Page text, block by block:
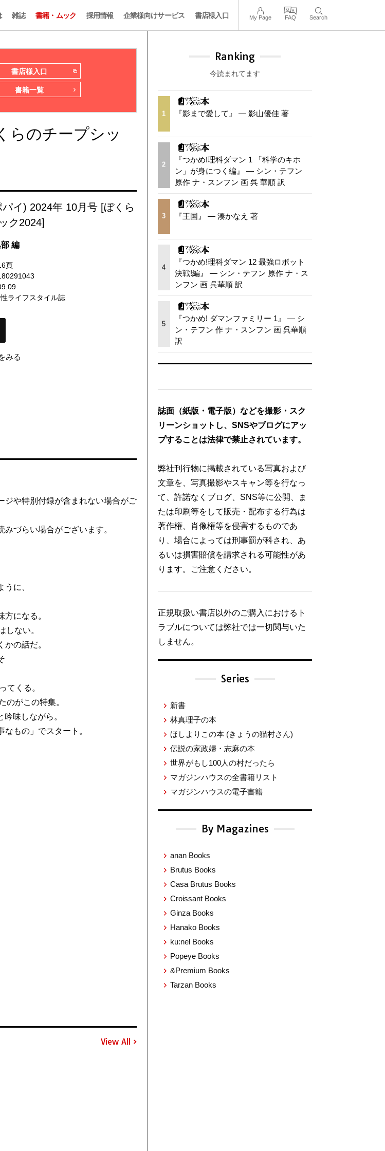
雑誌 書籍・ムック 採用情報 企業様向けサービス 書店様入口 My Page FAQ Search
書店様入口
書籍一覧
らのチープシッ
イ) 2024年 10月号 [ぼくら
ク2024]
編
頁
ライフスタイル誌
みる
や特別付録が含まれない場合がご
づらい場合がございます。
に、
になる。
しない。
の話だ。
てくる。
のがこの特集。
味しながら。
もの」でスタート。
View All
Ranking
今読まれてます
1 『影まで愛して』 — 影山優佳 著
2
『つかめ!理科ダマン 1 「科学のキホ
ン」が身につく編』 — シン・テフン
原作 ナ・スンフン 画 呉 華順 訳
3 『王国』 — 湊かなえ 著
4
『つかめ!理科ダマン 12 最強ロボット
決戦!編』 — シン・テフン 原作 ナ・ス
ンフン 画 呉華順 訳
5
『つかめ! ダマンファミリー 1』 — シ
ン・テフン 作 ナ・スンフン 画 呉華順
訳
誌面（紙版・電子版）などを撮影・スク
リーンショットし、SNSやブログにアッ
プすることは法律で禁止されています。
弊社刊行物に掲載されている写真および
文章を、写真撮影やスキャン等を行なっ
て、許諾なくブログ、SNS等に公開、ま
たは印刷等をして販売・配布する行為は
著作権、肖像権等を侵害するものであ
り、場合によっては刑事罰が科され、あ
るいは損害賠償を請求される可能性があ
ります。ご注意ください。
正規取扱い書店以外のご購入におけるト
ラブルについては弊社では一切関与いた
しません。
Series
新書
林真理子の本
ほしよりこの本 (きょうの猫村さん)
伝説の家政婦・志麻の本
世界がもし100人の村だったら
マガジンハウスの全書籍リスト
マガジンハウスの電子書籍
By Magazines
anan Books
Brutus Books
Casa Brutus Books
Croissant Books
Ginza Books
Hanako Books
ku:nel Books
Popeye Books
&Premium Books
Tarzan Books